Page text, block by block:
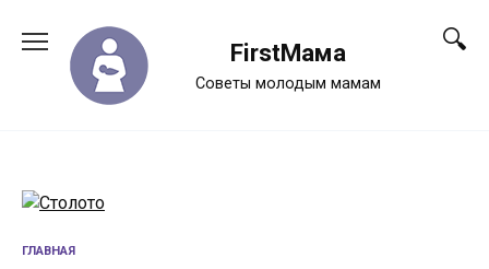
содержанию
FirstМама
Советы молодым мамам
ГЛАВНАЯ